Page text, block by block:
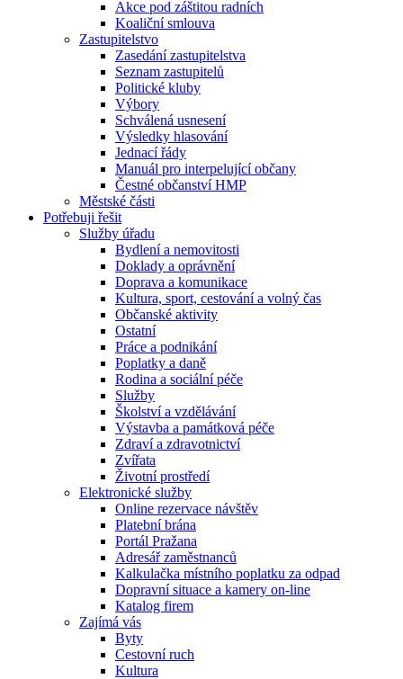
Akce pod záštitou radních
Koaliční smlouva
Zastupitelstvo
Zasedání zastupitelstva
Seznam zastupitelů
Politické kluby
Výbory
Schválená usnesení
Výsledky hlasování
Jednací řády
Manuál pro interpelující občany
Čestné občanství HMP
Městské části
Potřebuji řešit
Služby úřadu
Bydlení a nemovitosti
Doklady a oprávnění
Doprava a komunikace
Kultura, sport, cestování a volný čas
Občanské aktivity
Ostatní
Práce a podnikání
Poplatky a daně
Rodina a sociální péče
Služby
Školství a vzdělávání
Výstavba a památková péče
Zdraví a zdravotnictví
Zvířata
Životní prostředí
Elektronické služby
Online rezervace návštěv
Platební brána
Portál Pražana
Adresář zaměstnanců
Kalkulačka místního poplatku za odpad
Dopravní situace a kamery on-line
Katalog firem
Zajímá vás
Byty
Cestovní ruch
Kultura